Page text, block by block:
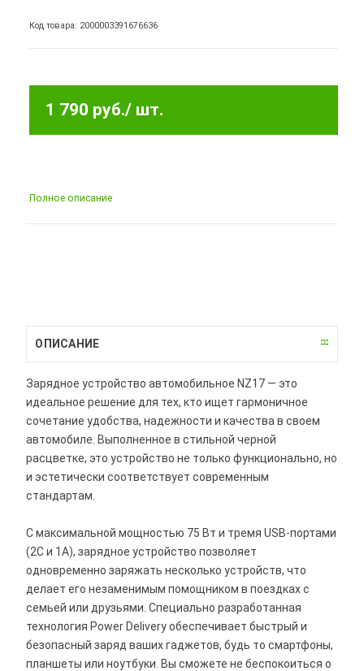
Код товара: 2000003391676636
1 790 руб./ шт.
Полное описание
ОПИСАНИЕ
Зарядное устройство автомобильное NZ17 — это
идеальное решение для тех, кто ищет гармоничное
сочетание удобства, надежности и качества в своем
автомобиле. Выполненное в стильной черной
расцветке, это устройство не только функционально, но
и эстетически соответствует современным
стандартам.
С максимальной мощностью 75 Вт и тремя USB-портами
(2C и 1A), зарядное устройство позволяет
одновременно заряжать несколько устройств, что
делает его незаменимым помощником в поездках с
семьей или друзьями. Специально разработанная
технология Power Delivery обеспечивает быстрый и
безопасный заряд ваших гаджетов, будь то смартфоны,
планшеты или ноутбуки. Вы сможете не беспокоиться о